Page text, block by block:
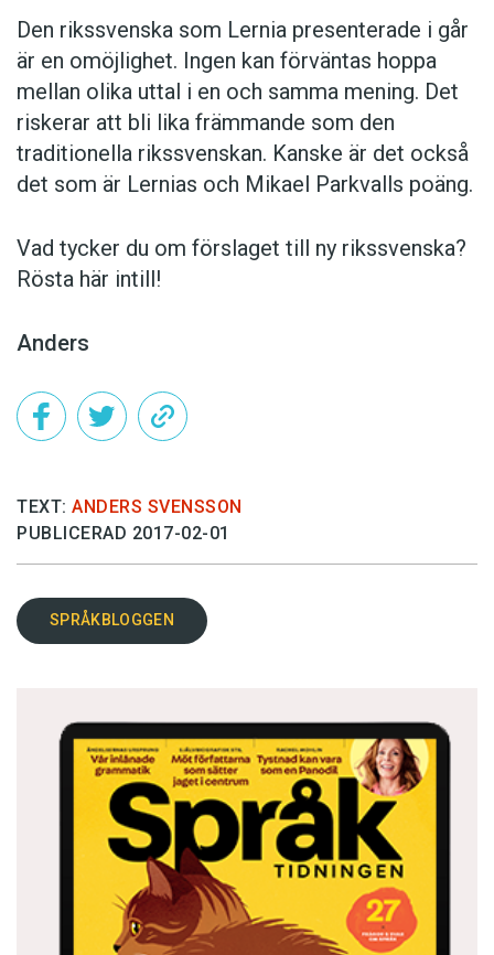
Den rikssvenska som Lernia presenterade i går
är en omöjlighet. Ingen kan förväntas hoppa
mellan olika uttal i en och samma mening. Det
riskerar att bli lika främmande som den
traditionella rikssvenskan. Kanske är det också
det som är Lernias och Mikael Parkvalls poäng.
Vad tycker du om förslaget till ny rikssvenska?
Rösta här intill!
Anders
TEXT: ANDERS SVENSSON
PUBLICERAD 2017-02-01
SPRÅKBLOGGEN